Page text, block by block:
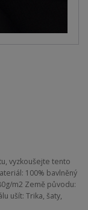
vyzkoušejte tento
100% bavlněný
m2 Země původu:
ušít: Trika, šaty,